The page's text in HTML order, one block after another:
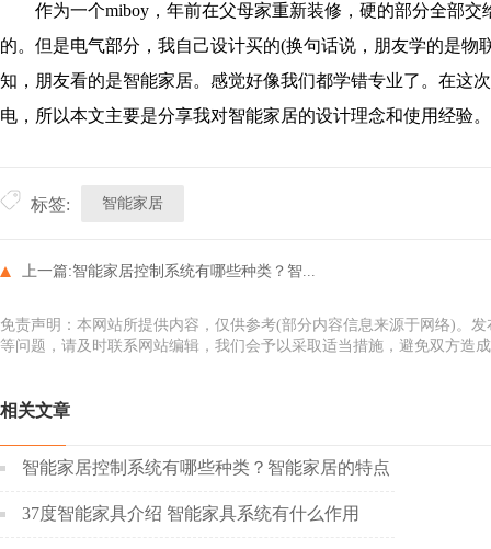
作为一个miboy，年前在父母家重新装修，硬的部分全部交
的。但是电气部分，我自己设计买的(换句话说，朋友学的是
知，朋友看的是智能家居。感觉好像我们都学错专业了。在这
电，所以本文主要是分享我对智能家居的设计理念和使用经验。
标签: 智能家居
上一篇:智能家居控制系统有哪些种类？智...
免责声明：本网站所提供内容，仅供参考(部分内容信息来源于网络)。
等问题，请及时联系网站编辑，我们会予以采取适当措施，避免双方造
相关文章
智能家居控制系统有哪些种类？智能家居的特点
37度智能家具介绍 智能家具系统有什么作用